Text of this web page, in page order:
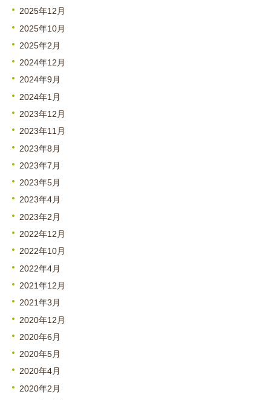
2025年12月
2025年10月
2025年2月
2024年12月
2024年9月
2024年1月
2023年12月
2023年11月
2023年8月
2023年7月
2023年5月
2023年4月
2023年2月
2022年12月
2022年10月
2022年4月
2021年12月
2021年3月
2020年12月
2020年6月
2020年5月
2020年4月
2020年2月